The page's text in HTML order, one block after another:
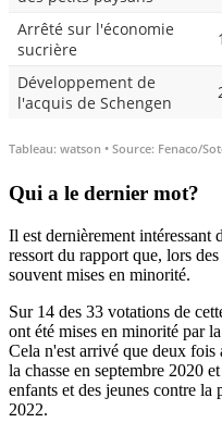
Qui a le dernier mot?
Il est dernièrement intéressant
ressort du rapport que, lors
souvent mises en minorité.
Sur 14 des 33 votations de
ont été mises en minorité par
Cela n'est arrivé que deux
la chasse en septembre 2020
enfants et des jeunes contre
2022.